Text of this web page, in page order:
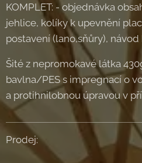
KOMPLET: - objednávka
jehlice, kolíky k upevnění
postavení (lano,sňůry), návod
Šité z nepromokavé látka
bavlna/PES s impregnací o
a protihnilobnou úpravou v
Prodej: